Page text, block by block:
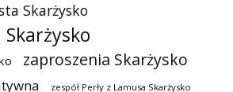
Skarżysko
zaproszenia Skarżysko
zespół Perły z Lamusa Skarżysko